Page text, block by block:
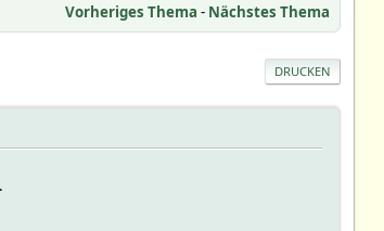
Vorheriges Thema - Nächstes Thema
DRUCKEN